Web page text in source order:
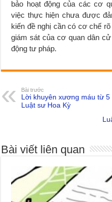
bảo hoạt động của các cơ
việc thực hiện chưa được
kiến đề nghị cần có cơ chế
giám sát của cơ quan dân
động tư pháp.
Bài trước
Lời khuyên xương máu từ 5
Luật sư Hoa Kỳ
Bài viết liên quan